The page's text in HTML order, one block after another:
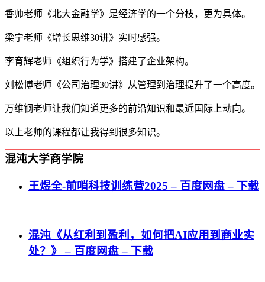
香帅老师《北大金融学》是经济学的一个分枝，更为具体。
梁宁老师《增长思维30讲》实时感强。
李育辉老师《组织行为学》搭建了企业架构。
刘松博老师《公司治理30讲》从管理到治理提升了一个高度。
万维钢老师让我们知道更多的前沿知识和最近国际上动向。
以上老师的课程都让我得到很多知识。
混沌大学商学院
王煜全-前哨科技训练营2025 – 百度网盘 – 下载
混沌《从红利到盈利，如何把AI应用到商业实
处？》 – 百度网盘 – 下载